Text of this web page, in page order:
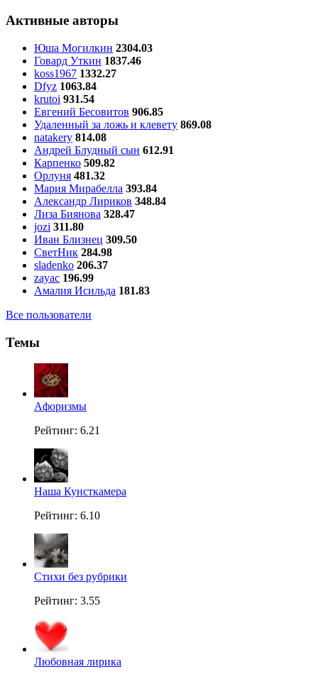
Активные авторы
Юша Могилкин 2304.03
Говард Уткин 1837.46
koss1967 1332.27
Dfyz 1063.84
krutoi 931.54
Евгений Бесовитов 906.85
Удаленный за ложь и клевету 869.08
natakery 814.08
Андрей Блудный сын 612.91
Карпенко 509.82
Орлуня 481.32
Мария Мирабелла 393.84
Александр Лириков 348.84
Лиза Биянова 328.47
jozi 311.80
Иван Близнец 309.50
СветНик 284.98
sladenko 206.37
zayac 196.99
Амалия Исильда 181.83
Все пользователи
Темы
Aфоризмы
Рейтинг: 6.21
Наша Кунсткамера
Рейтинг: 6.10
Стихи без рубрики
Рейтинг: 3.55
Любовная лирика